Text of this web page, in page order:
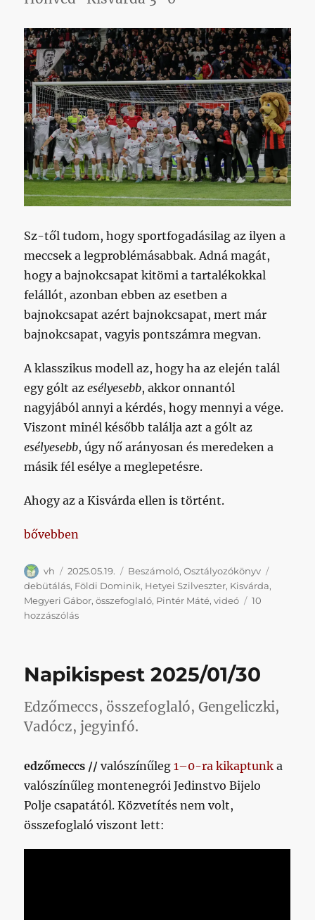
Sz-től tudom, hogy sportfogadásilag az ilyen a
meccsek a legproblémásabbak. Adná magát,
hogy a bajnokcsapat kitömi a tartalékokkal
felállót, azonban ebben az esetben a
bajnokcsapat azért bajnokcsapat, mert már
bajnokcsapat, vagyis pontszámra megvan.
A klasszikus modell az, hogy ha az elején talál
egy gólt azesélyesebb, akkor onnantól
nagyjából annyi a kérdés, hogy mennyi a vége.
Viszont minél később találja azt a gólt az
esélyesebb, úgy nő arányosan és meredeken a
másik fél esélye a meglepetésre.
Ahogy az a Kisvárda ellen is történt.
„A totógyilkos meccsek tankönyvi példája”
bővebben
Szerző
vh Közzétéve
2025.05.19. Kategória
Beszámoló,Osztályozókönyv
debütálás, Földi Dominik, Hetyei Szilveszter, Kisvárda,
Megyeri Gábor,összefoglaló, Pintér Máté,videó
10
hozzászólásA
példája
című
bejegyzéshez
Napikispest 2025/01/30
Edzőmeccs, összefoglaló, Gengeliczki,
Vadócz, jegyinfó.
edzőmeccs // valószínűleg1–0-ra kikaptunk a
valószínűleg montenegrói Jedinstvo Bijelo
Polje csapatától. Közvetítés nem volt,
összefoglaló viszont lett: